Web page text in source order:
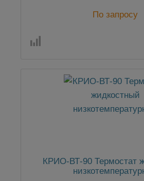
По запросу
КРИО-ВТ-90 Термостат